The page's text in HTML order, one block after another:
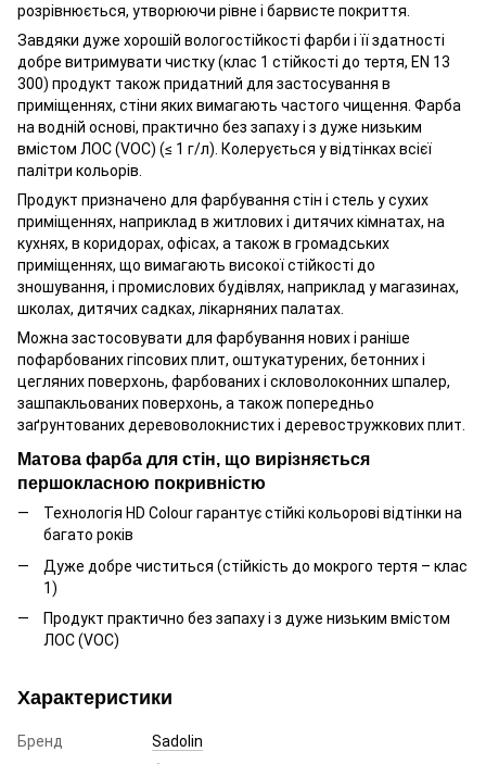
розрівнюється, утворюючи рівне і барвисте покриття.
Завдяки дуже хорошій вологостійкості фарби і її здатності
добре витримувати чистку (клас 1 стійкості до тертя, EN 13
300) продукт також придатний для застосування в
приміщеннях, стіни яких вимагають частого чищення. Фарба
на водній основі, практично без запаху і з дуже низьким
вмістом ЛОС (VOC) (≤ 1 г/л). Колерується у відтінках всієї
палітри кольорів.
Продукт призначено для фарбування стін і стель у сухих
приміщеннях, наприклад в житлових і дитячих кімнатах, на
кухнях, в коридорах, офісах, а також в громадських
приміщеннях, що вимагають високої стійкості до
зношування, і промислових будівлях, наприклад у магазинах,
школах, дитячих садках, лікарняних палатах.
Можна застосовувати для фарбування нових і раніше
пофарбованих гіпсових плит, оштукатурених, бетонних і
цегляних поверхонь, фарбованих і скловолоконних шпалер,
зашпакльованих поверхонь, а також попередньо
заґрунтованих деревоволокнистих і деревостружкових плит.
Матова фарба для стін, що вирізняється
першокласною покривністю
Технологія HD Colour гарантує стійкі кольорові відтінки на
багато років
Дуже добре чиститься (стійкість до мокрого тертя – клас
1)
Продукт практично без запаху і з дуже низьким вмістом
ЛОС (VOC)
Характеристики
Бренд
Sadolin